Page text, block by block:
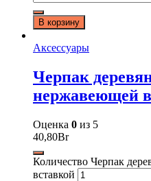
В корзину
Аксессуары
Черпак
нержавеющей
Оценка 0 из 5
40,80Br
Количество Черпак
вставкой